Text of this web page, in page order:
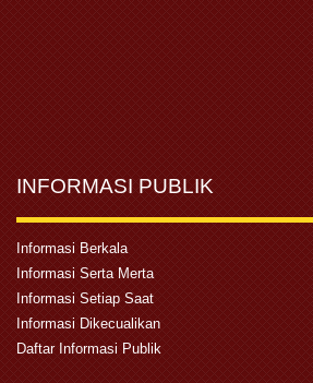
INFORMASI PUBLIK
Informasi Berkala
Informasi Serta Merta
Informasi Setiap Saat
Informasi Dikecualikan
Daftar Informasi Publik